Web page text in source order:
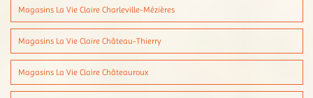
Magasins La Vie Claire Charleville-Mézières
Magasins La Vie Claire Château-Thierry
Magasins La Vie Claire Châteauroux